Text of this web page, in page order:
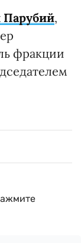
,
фракции